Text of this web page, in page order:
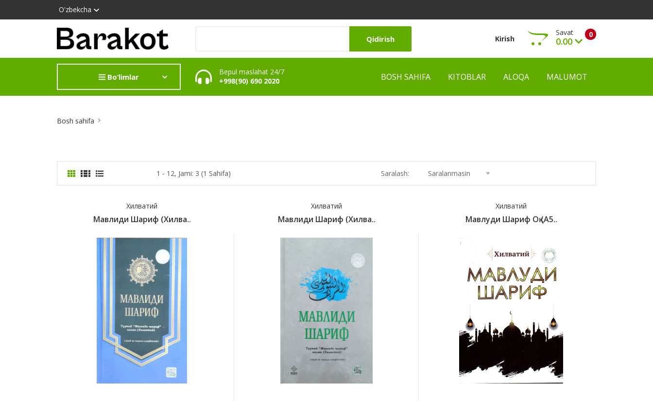
O'zbekcha
Qidirish Kirish 0
Savat
0.00
Ko‘rish
Bo‘limlar
Bepul maslahat 24/7
+998(90) 690 2020
BOSH SAHIFA KITOBLAR ALOQA MALUMOT
Bosh sahifa
1 - 12, Jami: 3 (1 Sahifa) Saralash: Saralanmasin
Хилватий
Мавлиди Шариф (Хилва..
Хилватий
Мавлиди Шариф (Хилва..
Хилватий
Мавлуди Шариф Оқ (А5..